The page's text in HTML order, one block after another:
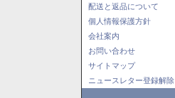
配送と返品について
個人情報保護方針
会社案内
お問い合わせ
サイトマップ
ニュースレター登録解除